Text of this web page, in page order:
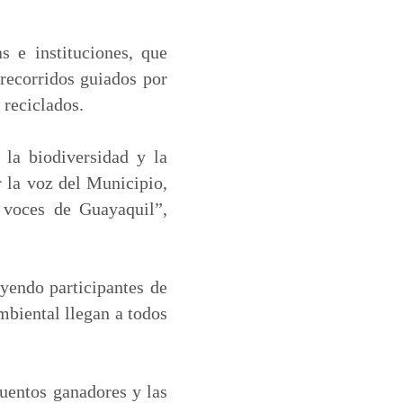
e instituciones, que
guiados por
la biodiversidad y la
la voz del Municipio,
de Guayaquil”,
participantes de
llegan a todos
ganadores y las